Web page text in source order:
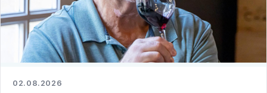
02.08.2026